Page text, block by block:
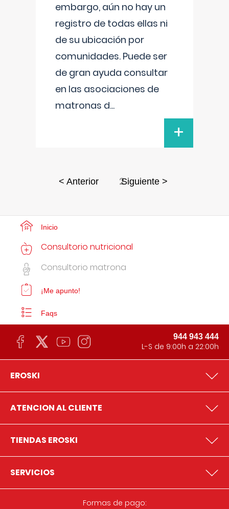
embargo, aún no hay un
registro de todas ellas ni
de su ubicación por
comunidades. Puede ser
de gran ayuda consultar
en las asociaciones de
matronas d...
+
< Anterior 2Siguiente >
Inicio
Consultorio nutricional
Consultorio matrona
¡Me apunto!
Faqs
944 943 444
L-S de 9:00h a 22:00h
EROSKI
ATENCION AL CLIENTE
TIENDAS EROSKI
SERVICIOS
Formas de pago: